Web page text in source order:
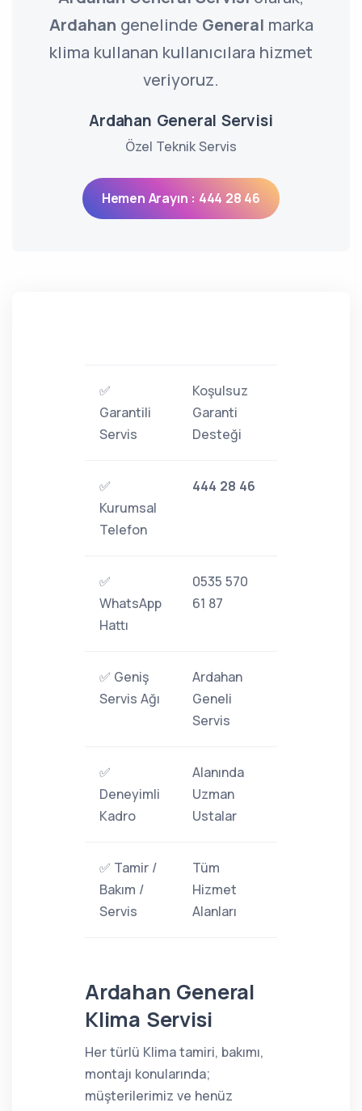
Ardahan genelinde General marka
klima kullanan kullanıcılara hizmet
veriyoruz.
Ardahan General Servisi
Özel Teknik Servis
Hemen Arayın : 444 28 46
✅
Garantili
Servis
Koşulsuz
Garanti
Desteği
✅
Kurumsal
Telefon
444 28 46
✅
WhatsApp
Hattı
0535 570
61 87
✅ Geniş
Servis Ağı
Ardahan
Geneli
Servis
✅
Deneyimli
Kadro
Alanında
Uzman
Ustalar
✅ Tamir /
Bakım /
Servis
Tüm
Hizmet
Alanları
Ardahan General
Klima Servisi
Her türlü Klima tamiri, bakımı,
montajı konularında;
müşterilerimiz ve henüz